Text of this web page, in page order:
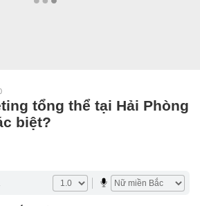
tổng thể tại Hải Phòng
biệt?